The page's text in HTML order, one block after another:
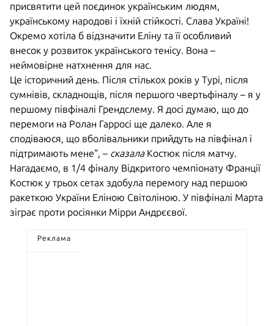
присвятити цей поєдинок українським людям,
українському народові і їхній стійкості. Слава Україні!
Окремо хотіла б відзначити Еліну та її особливий
внесок у розвиток українського тенісу. Вона –
неймовірне натхнення для нас.
Це історичний день. Після стількох років у Турі, після
сумнівів, складнощів, після першого чвертьфіналу – я у
першому півфіналі Грендслему. Я досі думаю, що до
перемоги на Ролан Гарросі ще далеко. Але я
сподіваюся, що вболівальники прийдуть на півфінал і
підтримають мене", – сказалаКостюк після матчу.
Нагадаємо, в 1/4 фіналу Відкритого чемпіонату Франції
Костюк у трьох сетах здобула перемогу над першою
ракеткою України Еліною Світоліною. У півфіналі Марта
зіграє проти росіянки Мірри Андрєєвої.
Реклама